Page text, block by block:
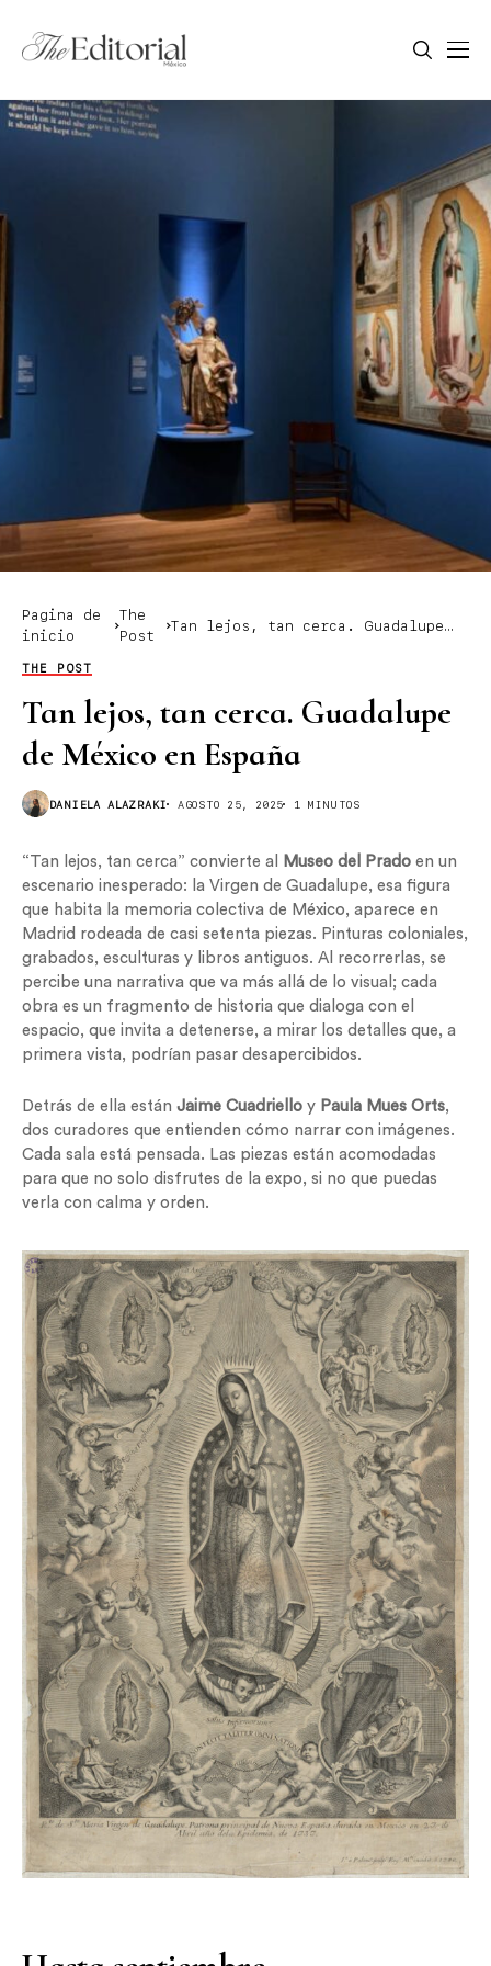
Pagina de
inicio
The
Post
Tan lejos, tan cerca. Guadalupe
THE POST
Tan lejos, tan cerca. Guadalupe
de México en España
DANIELA ALAZRAKI AGOSTO 25, 2025 1 MINUTOS
“Tan lejos, tan cerca” convierte al Museo del Prado en un
escenario inesperado: la Virgen de Guadalupe, esa figura
que habita la memoria colectiva de México, aparece en
Madrid rodeada de casi setenta piezas. Pinturas coloniales,
grabados, esculturas y libros antiguos. Al recorrerlas, se
percibe una narrativa que va más allá de lo visual; cada
obra es un fragmento de historia que dialoga con el
espacio, que invita a detenerse, a mirar los detalles que, a
primera vista, podrían pasar desapercibidos.
Detrás de ella están Jaime Cuadriello y Paula Mues Orts,
dos curadores que entienden cómo narrar con imágenes.
Cada sala está pensada. Las piezas están acomodadas
para que no solo disfrutes de la expo, si no que puedas
verla con calma y orden.